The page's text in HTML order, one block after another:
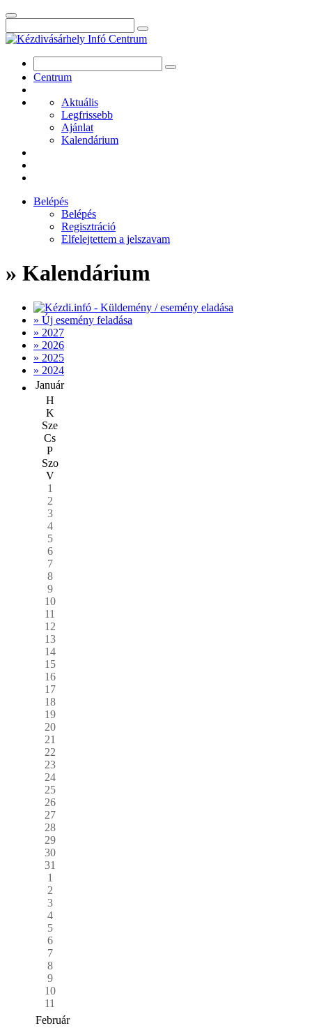
Centrum
Aktuális
Legfrissebb
Ajánlat
Kalendárium
Belépés
Belépés
Regisztráció
Elfelejtettem a jelszavam
» Kalendárium
» Új esemény feladása
» 2027
» 2026
» 2025
» 2024
Január
H
K
Sze
Cs
P
Szo
V
1
2
3
4
5
6
7
8
9
10
11
12
13
14
15
16
17
18
19
20
21
22
23
24
25
26
27
28
29
30
31
1
2
3
4
5
6
7
8
9
10
11
Február